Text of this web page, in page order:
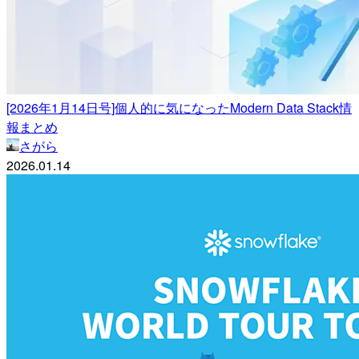
[2026年1月14日号]個人的に気になったModern Data Stack情
報まとめ
さがら
2026.01.14